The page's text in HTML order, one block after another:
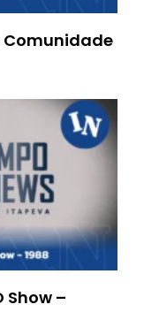
Comunidade
Show –